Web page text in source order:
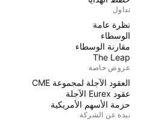
تداول
نظرة عامة
الوسطاء
مقارنة الوسطاء
The Leap
عروض خاصة
العقود الآجلة لمجموعة CME
عقود Eurex الآجلة
حزمة الأسهم الأمريكية
نبذة عن الشركة